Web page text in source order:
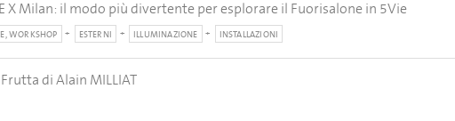
X Milan: il modo più divertente per esplorare il Fuorisalone in 5Vie
WORKSHOP ESTERNI ILLUMINAZIONE INSTALLAZIONI
di Alain MILLIAT